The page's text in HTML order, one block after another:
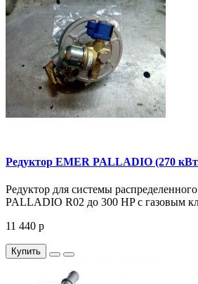
Редуктор EMER PALLADIO (270
Редуктор для системы
PALLADIO R02 до 300 HP с газовым
11 440 р
Купить